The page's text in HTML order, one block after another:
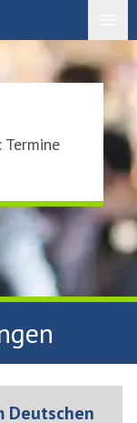
Deutschen